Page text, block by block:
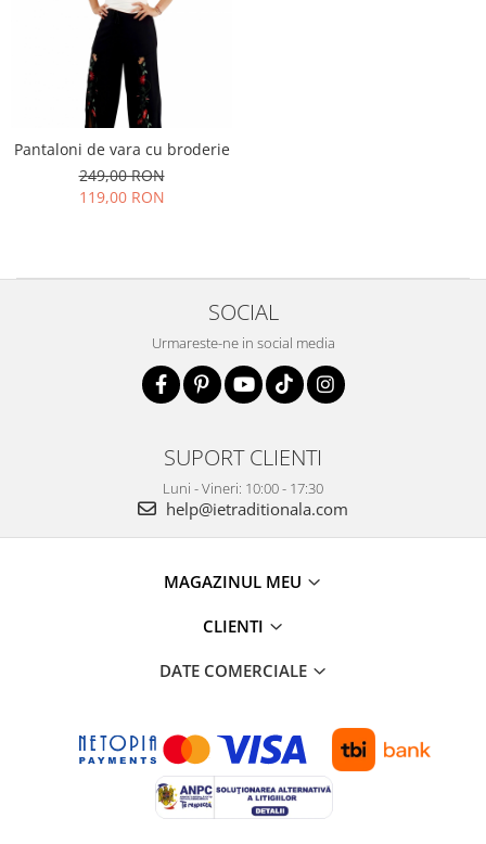
Pantaloni de vara cu broderie
249,00 RON
119,00 RON
SOCIAL
Urmareste-ne in social media
SUPORT CLIENTI
Luni - Vineri: 10:00 - 17:30
help@ietraditionala.com
MAGAZINUL MEU
CLIENTI
DATE COMERCIALE